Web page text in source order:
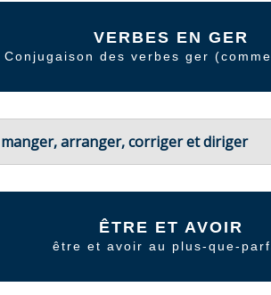
VERBES EN GER
Conjugaison des verbes ger
manger, arranger, corriger et diriger
ÊTRE ET AVOIR
être et avoir au plus-que-